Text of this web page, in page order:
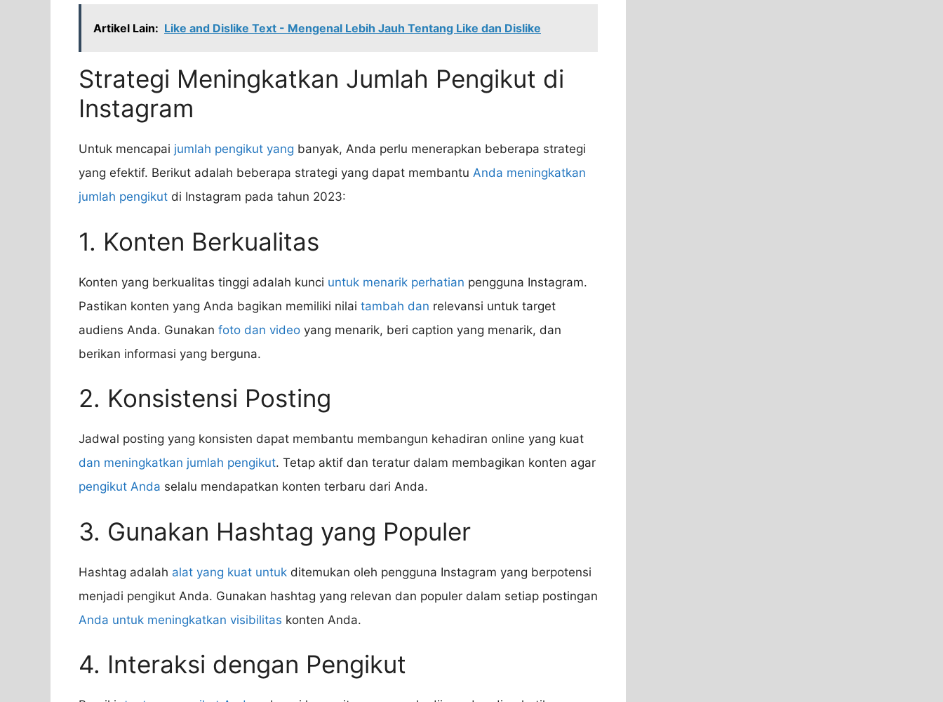
Artikel Lain: Like and Dislike Text - Mengenal Lebih Jauh Tentang Like dan Dislike
Strategi Meningkatkan Jumlah Pengikut di
Instagram
Untuk mencapai jumlah pengikut yang banyak, Anda perlu menerapkan beberapa strategi
yang efektif. Berikut adalah beberapa strategi yang dapat membantu Anda meningkatkan
jumlah pengikut di Instagram pada tahun 2023:
1. Konten Berkualitas
Konten yang berkualitas tinggi adalah kunci untuk menarik perhatian pengguna Instagram.
Pastikan konten yang Anda bagikan memiliki nilai tambah dan relevansi untuk target
audiens Anda. Gunakan foto dan video yang menarik, beri caption yang menarik, dan
berikan informasi yang berguna.
2. Konsistensi Posting
Jadwal posting yang konsisten dapat membantu membangun kehadiran online yang kuat
dan meningkatkan jumlah pengikut. Tetap aktif dan teratur dalam membagikan konten agar
pengikut Anda selalu mendapatkan konten terbaru dari Anda.
3. Gunakan Hashtag yang Populer
Hashtag adalah alat yang kuat untuk ditemukan oleh pengguna Instagram yang berpotensi
menjadi pengikut Anda. Gunakan hashtag yang relevan dan populer dalam setiap postingan
Anda untuk meningkatkan visibilitas konten Anda.
4. Interaksi dengan Pengikut